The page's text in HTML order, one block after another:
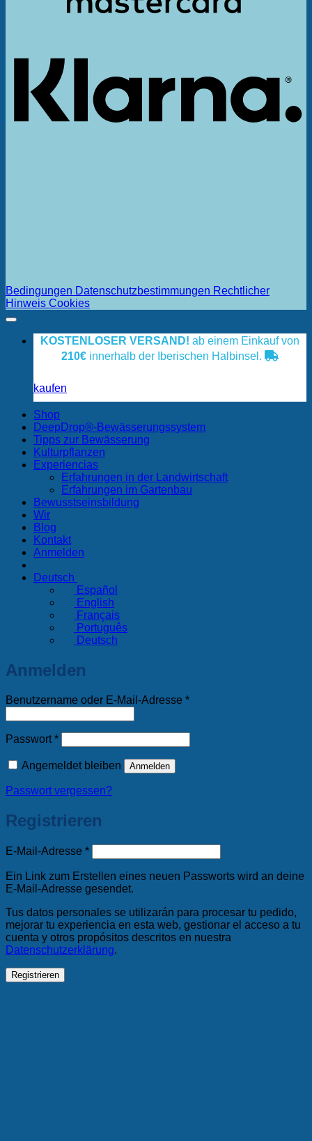
Bedingungen Datenschutzbestimmungen Rechtlicher
Hinweis Cookies
KOSTENLOSER VERSAND! ab einem Einkauf von
210€ innerhalb der Iberischen Halbinsel.
kaufen
Shop
DeepDrop®-Bewässerungssystem
Tipps zur Bewässerung
Kulturpflanzen
Experiencias
Erfahrungen in der Landwirtschaft
Erfahrungen im Gartenbau
Bewusstseinsbildung
Wir
Blog
Kontakt
Anmelden
Deutsch
Español
English
Français
Português
Deutsch
Anmelden
Benutzername oder E-Mail-Adresse *Erforderlich
Passwort*Erforderlich
Angemeldet bleiben Anmelden
Passwort vergessen?
Registrieren
E-Mail-Adresse *Erforderlich
Ein Link zum Erstellen eines neuen Passworts wird an deine
E-Mail-Adresse gesendet.
Tus datos personales se utilizarán para procesar tu pedido,
mejorar tu experiencia en esta web, gestionar el acceso a tu
cuenta y otros propósitos descritos en nuestra
Datenschutzerklärung.
Registrieren